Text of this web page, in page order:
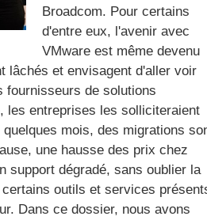
gratuite
Broadcom. Pour certains
d'entre eux, l'avenir avec
VMware est même devenu
lâchés et envisagent d'aller voir
fournisseurs de solutions
les entreprises les solliciteraient
mois, des migrations
une hausse des prix chez
support dégradé, sans oublier la
outils et services
Dans ce dossier, nous avons